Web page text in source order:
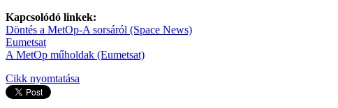
Kapcsolódó linkek:
Döntés a MetOp-A sorsáról (Space News)
Eumetsat
A MetOp műholdak (Eumetsat)
Cikk nyomtatása